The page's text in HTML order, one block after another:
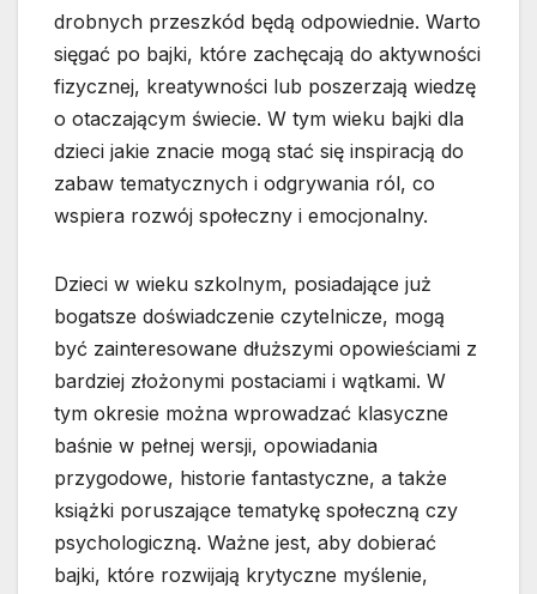
drobnych przeszkód będą odpowiednie. Warto
sięgać po bajki, które zachęcają do aktywności
fizycznej, kreatywności lub poszerzają wiedzę
o otaczającym świecie. W tym wieku bajki dla
dzieci jakie znacie mogą stać się inspiracją do
zabaw tematycznych i odgrywania ról, co
wspiera rozwój społeczny i emocjonalny.
Dzieci w wieku szkolnym, posiadające już
bogatsze doświadczenie czytelnicze, mogą
być zainteresowane dłuższymi opowieściami z
bardziej złożonymi postaciami i wątkami. W
tym okresie można wprowadzać klasyczne
baśnie w pełnej wersji, opowiadania
przygodowe, historie fantastyczne, a także
książki poruszające tematykę społeczną czy
psychologiczną. Ważne jest, aby dobierać
bajki, które rozwijają krytyczne myślenie,